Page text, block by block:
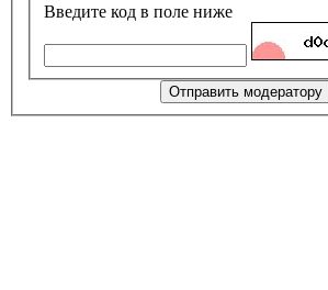
Введите код в поле ниже
Отправить модератору